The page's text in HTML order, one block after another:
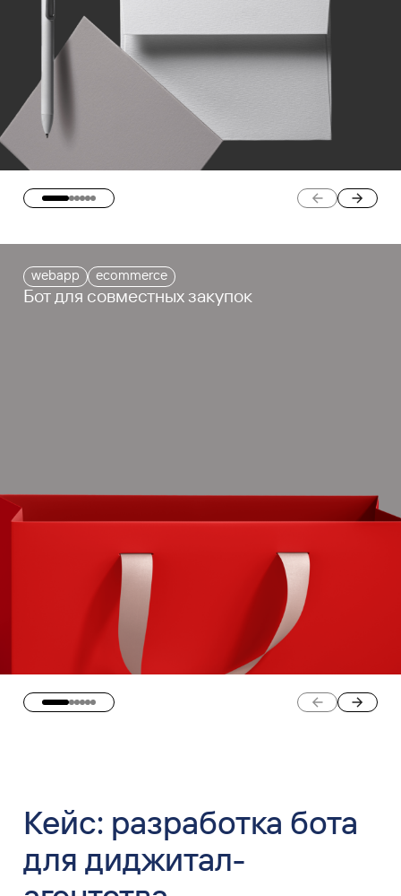
webapp ecommerce
Бот для совместных закупок
Кейс: разработка бота
для диджитал-